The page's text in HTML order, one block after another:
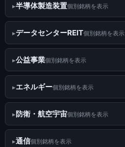
半導体製造装置個別銘柄を表示
データセンターREIT個別銘柄を表示
公益事業個別銘柄を表示
エネルギー個別銘柄を表示
防衛・航空宇宙個別銘柄を表示
通信個別銘柄を表示